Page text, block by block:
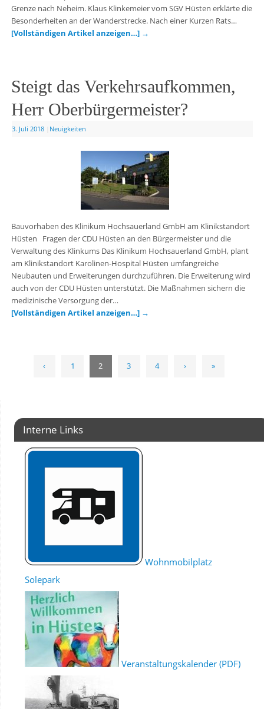
Grenze nach Neheim. Klaus Klinkemeier vom SGV Hüsten erklärte die
Besonderheiten an der Wanderstrecke. Nach einer Kurzen Rats…
[Vollständigen Artikel anzeigen…] →
Steigt das Verkehrsaufkommen,
Herr Oberbürgermeister?
3. Juli 2018 Neuigkeiten
Bauvorhaben des Klinikum Hochsauerland GmbH am Klinikstandort
Hüsten Fragen der CDU Hüsten an den Bürgermeister und die
Verwaltung des Klinkums Das Klinikum Hochsauerland GmbH, plant
am Klinikstandort Karolinen-Hospital Hüsten umfangreiche
Neubauten und Erweiterungen durchzuführen. Die Erweiterung wird
auch von der CDU Hüsten unterstützt. Die Maßnahmen sichern die
medizinische Versorgung der…
[Vollständigen Artikel anzeigen…] →
‹ 1 2 3 4 › »
Interne Links
Wohnmobilplatz
Solepark
Veranstaltungskalender (PDF)